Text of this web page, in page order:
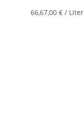
66,67,00 € / Liter